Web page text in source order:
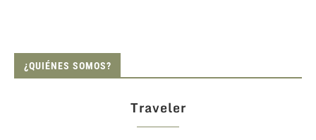
¿QUIÉNES SOMOS?
Traveler